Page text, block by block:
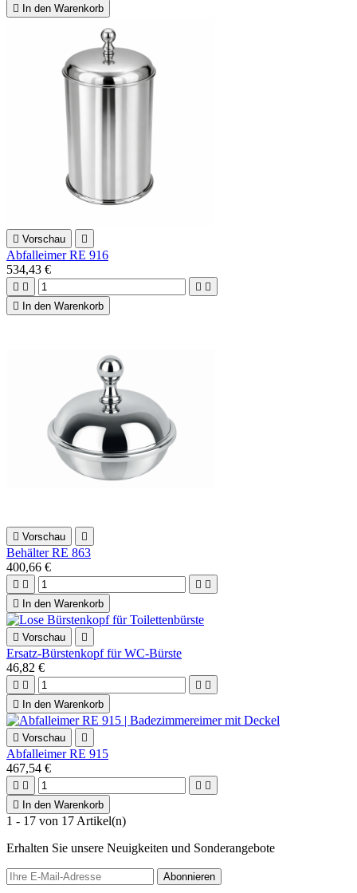

In den Warenkorb
 Vorschau 
Abfalleimer RE 916
534,43 €
   

In den Warenkorb
 Vorschau 
Behälter RE 863
400,66 €
   

In den Warenkorb
 Vorschau 
Ersatz-Bürstenkopf für WC-Bürste
46,82 €
   

In den Warenkorb
 Vorschau 
Abfalleimer RE 915
467,54 €
   

In den Warenkorb
1 - 17 von 17 Artikel(n)
Erhalten Sie unsere Neuigkeiten und Sonderangebote